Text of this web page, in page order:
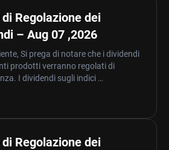
Regolazione dei
– Aug 07 ,2026
Si prega di notare che i dividendi
prodotti verranno regolati di
I dividendi sugli indici …
Regolazione dei